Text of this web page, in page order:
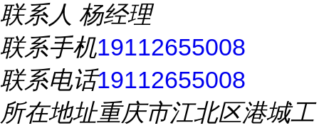
联系人 杨经理
联系手机19112655008
联系电话19112655008
所在地址重庆市江北区港城工